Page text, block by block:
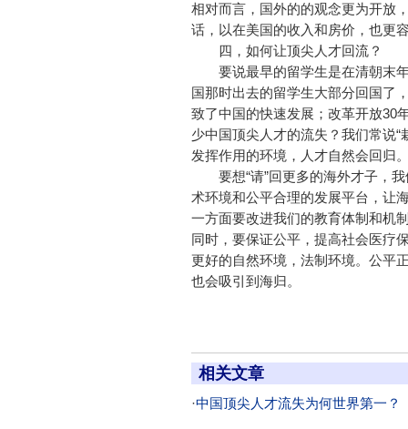
相对而言，国外的的观念更为开放
话，以在美国的收入和房价，也更
四，如何让顶尖人才回流？
要说最早的留学生是在清朝末年
国那时出去的留学生大部分回国了
致了中国的快速发展；改革开放30
少中国顶尖人才的流失？我们常说
发挥作用的环境，人才自然会回归
要想“请”回更多的海外才子，我
术环境和公平合理的发展平台，让
一方面要改进我们的教育体制和机
同时，要保证公平，提高社会医疗
更好的自然环境，法制环境。公平
也会吸引到海归。
相关文章
·中国顶尖人才流失为何世界第一？